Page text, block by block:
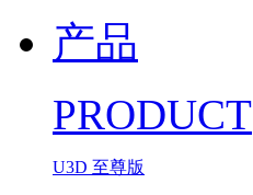
产品
PRODUCT
U3D 至尊版